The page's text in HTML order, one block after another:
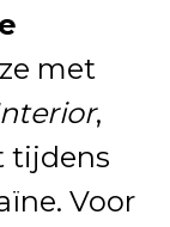
met
,
tijdens
Voor